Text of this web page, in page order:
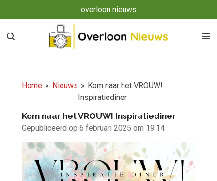
direct
naar
overloon nieuws
Home » Nieuws » Kom naar het VROUW!
Inspiratiediner
Kom naar het VROUW! Inspiratiediner
Gepubliceerd op 6 februari 2025 om 19:14